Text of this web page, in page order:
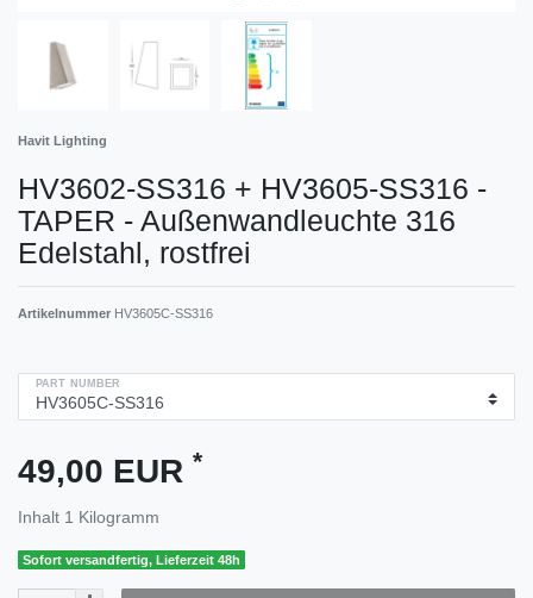
Havit Lighting
HV3602-SS316 + HV3605-SS316 -
TAPER - Außenwandleuchte 316
Edelstahl, rostfrei
Artikelnummer HV3605C-SS316
PART NUMBER
49,00 EUR *
Inhalt 1 Kilogramm
Sofort versandfertig, Lieferzeit 48h